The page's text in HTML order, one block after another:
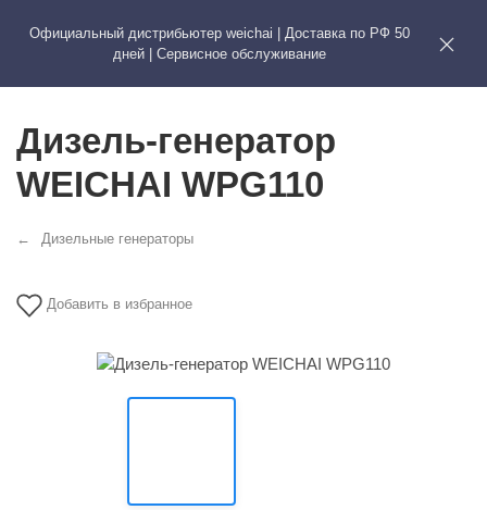
Официальный дистрибьютер weichai | Доставка по РФ 50
дней | Сервисное обслуживание
WEICHAI
Дизель-генератор
WEICHAI WPG110
Дизельные генераторы
Добавить в избранное